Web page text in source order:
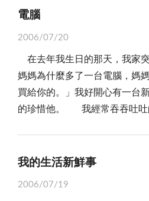
師就告訴他說：「慢慢來，不
都飆出來。而我心裡想，急性
吧？ 美術課時，老師指定全班書圖，題目是「慶歡
樂」，我馬上聯想到「元宵節
麗耀眼的花燈，於是開始描繪
式」聽成花燈上「掛狗屎」！
電腦
2006/07/20
在去年我生日的那天，我家
媽媽為什麼多了一台電腦，媽
買給你的。」我好開心有一台
的珍惜他。 我經常吞吞吐吐的問媽媽可不可以玩電
有時我玩到一半時，媽媽就叫
我的生活新鮮事
2006/07/19